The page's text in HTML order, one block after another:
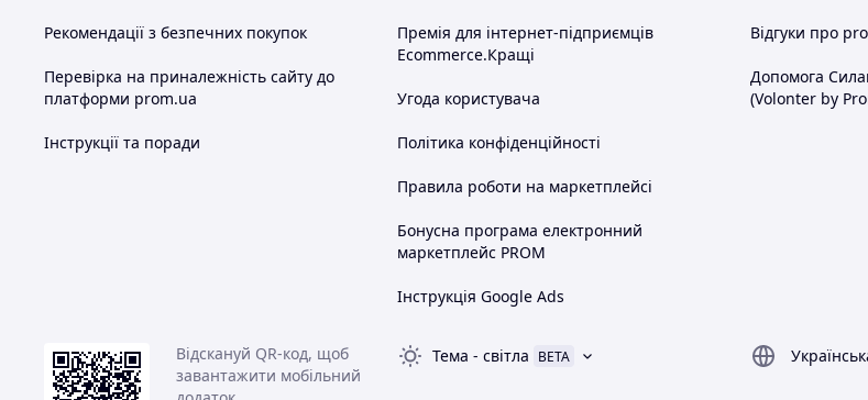
Дизайн та деталі
Модель виконана у чорно-біломузебровому принті
вставкою спереду. На капюшоні — мордочка з вушками та декоративним
елементом. Комір/манжети — темні для практичності.
Характеристики
(комбінезон)
(зебровий принт) + біла вставка
(мордочка зебри)
з манжетами
на гудзиках
Як обрати розмір
Рекомендації з безпечних покупок
Перевірка на приналежність сайту до
платформи prom.ua
Інструкції та поради
Премія для інтернет-підприємців
Ecommerce.Кращі
Угода користувача
Політика конфіденційності
Правила роботи на маркетплейсі
Бонусна програма електронний
маркетплейс PROM
Інструкція Google Ads
Відгуки про
Допомога
(Volonter by
Відскануй QR-код, щоб
завантажити мобільний
Тема - світла BETA